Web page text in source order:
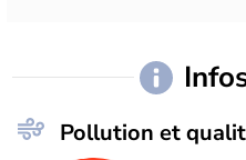
Pollution et